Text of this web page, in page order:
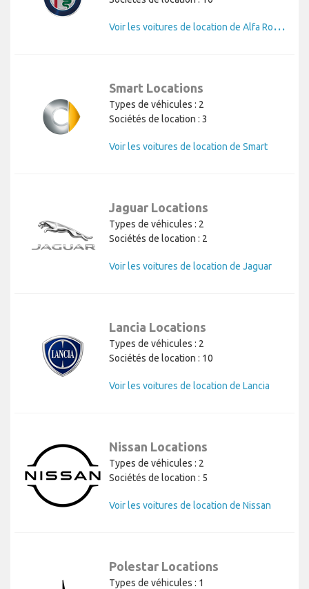
V
oir les voitures de location de Alfa Romeo
Smart Locations
Types de véhicules : 2
Sociétés de location : 3
Voir les voitures de location de Smart
Jaguar Locations
Types de véhicules : 2
Sociétés de location : 2
Voir les voitures de location de Jaguar
Lancia Locations
Types de véhicules : 2
Sociétés de location : 10
Voir les voitures de location de Lancia
Nissan Locations
Types de véhicules : 2
Sociétés de location : 5
Voir les voitures de location de Nissan
Polestar Locations
Types de véhicules : 1